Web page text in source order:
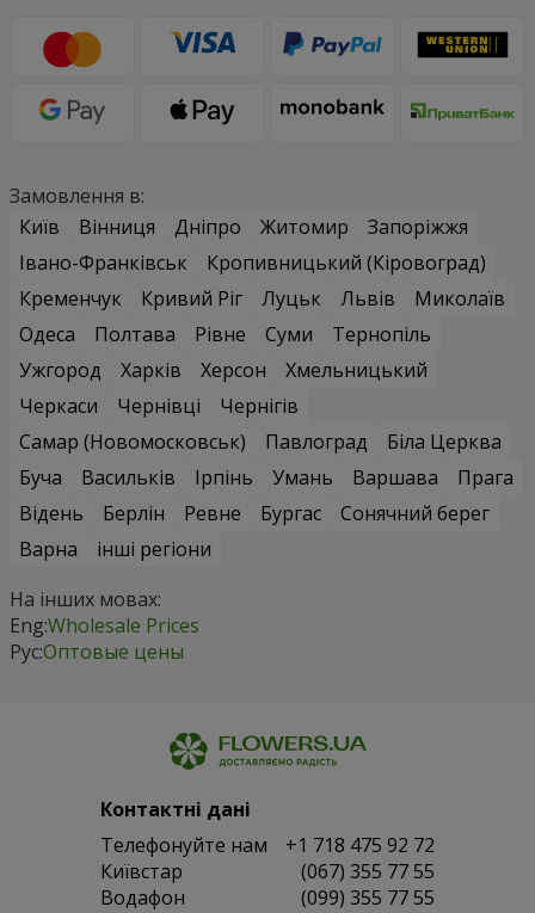
Замовлення в:
Київ
Вінниця Дніпро Житомир
Запоріжжя
Івано-Франківськ
Кропивницький (Кіровоград)
Кременчук
Кривий Ріг Луцьк Львів
Миколаїв
Одеса
Полтава Рівне Суми
Тернопіль
Ужгород
Харків Херсон
Хмельницький
Черкаси
Чернівці
Чернігів
Самар (Новомосковськ)
Павлоград
Біла Церква
Буча
Васильків Ірпінь Умань Варшава
Прага
Відень
Берлін Ревне Бургас
Сонячний берег
Варна
інші регіони
На інших мовах:
Eng:Wholesale Prices
Рус:Оптовые цены
Контактні дані
Телефонуйте нам
+1 718 475 92 72
Київстар
(067) 355 77 55
Водафон
(099) 355 77 55